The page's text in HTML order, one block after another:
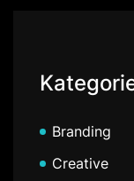
Branding
Creative